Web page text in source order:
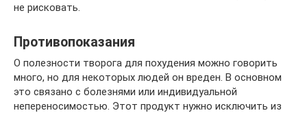
не рисковать.
Противопоказания
О полезности творога для похудения можно говорить
много, но для некоторых людей он вреден. В основном
это связано с болезнями или индивидуальной
непереносимостью. Этот продукт нужно исключить из